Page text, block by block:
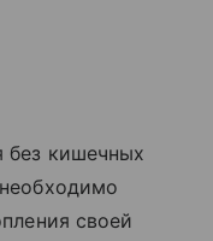
без кишечных
своей